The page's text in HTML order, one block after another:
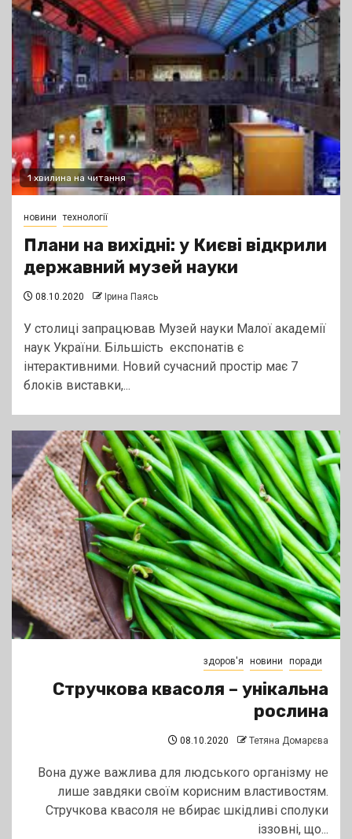
1 хвилина на читання
новини технології
Плани на вихідні: у Києві відкрили
державний музей науки
08.10.2020 Ірина Паясь
У столиці запрацював Музей науки Малої академії
наук України. Більшість експонатів є
інтерактивними. Новий сучасний простір має 7
блоків виставки,...
здоров'я новини поради
Стручкова квасоля – унікальна
рослина
08.10.2020 Тетяна Домарєва
Вона дуже важлива для людського організму не
лише завдяки своїм корисним властивостям.
Стручкова квасоля не вбирає шкідливі сполуки
іззовні, що...